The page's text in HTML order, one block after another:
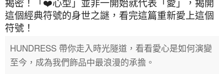
這個經典符號的身世之謎，看完這篇重新愛上這個
符號！
HUNDRESS 帶你走入時光隧道，看看愛心是如何演變
至今，成為我們飾品中最浪漫的承擔。